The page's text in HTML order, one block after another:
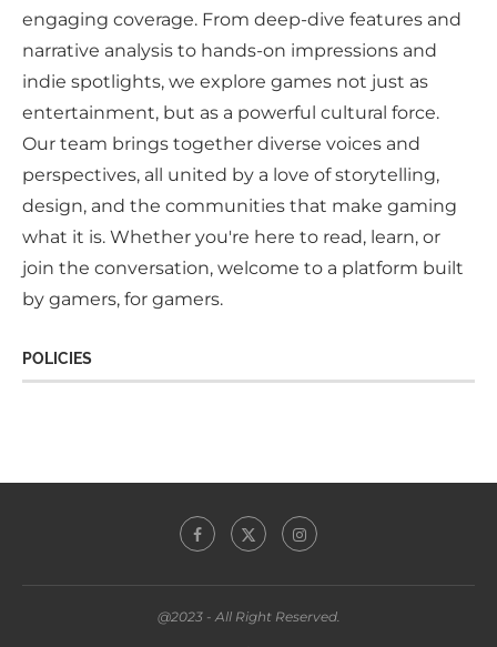
engaging coverage. From deep-dive features and
narrative analysis to hands-on impressions and
indie spotlights, we explore games not just as
entertainment, but as a powerful cultural force.
Our team brings together diverse voices and
perspectives, all united by a love of storytelling,
design, and the communities that make gaming
what it is. Whether you're here to read, learn, or
join the conversation, welcome to a platform built
by gamers, for gamers.
POLICIES
@2023 - All Right Reserved.